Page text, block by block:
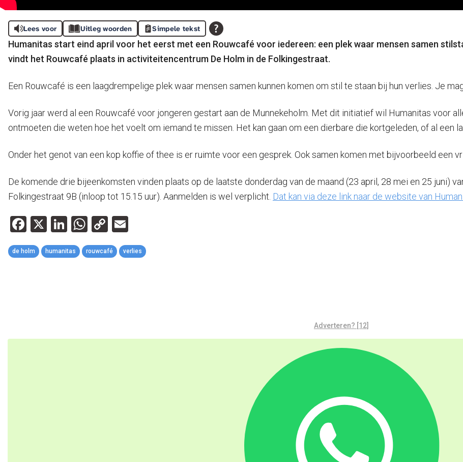
Lees voor Uitleg woorden Simpele tekst
Humanitas start eind april voor het eerst met een Rouwcafé voor iedereen: een plek waar mensen samen
vindt het Rouwcafé plaats in activiteitencentrum De Holm in de Folkingestraat.
Een Rouwcafé is een laagdrempelige plek waar mensen samen kunnen komen om stil te staan bij hun verlies. Je
Vorig jaar werd al een Rouwcafé voor jongeren gestart aan de Munnekeholm. Met dit initiatief wil Humanitas voor
ontmoeten die weten hoe het voelt om iemand te missen. Het kan gaan om een dierbare die kortgeleden, of al een
Onder het genot van een kop koffie of thee is er ruimte voor een gesprek. Ook samen komen met bijvoorbeeld een
De komende drie bijeenkomsten vinden plaats op de laatste donderdag van de maand (23 april, 28 mei en 25 juni)
Folkingestraat 9B (inloop tot 15.15 uur). Aanmelden is wel verplicht. Dat kan via deze link naar de website van
Facebook
X LinkedIn
WhatsApp
Copy
Link
de holm humanitas rouwcafé verlies
Adverteren? [12]